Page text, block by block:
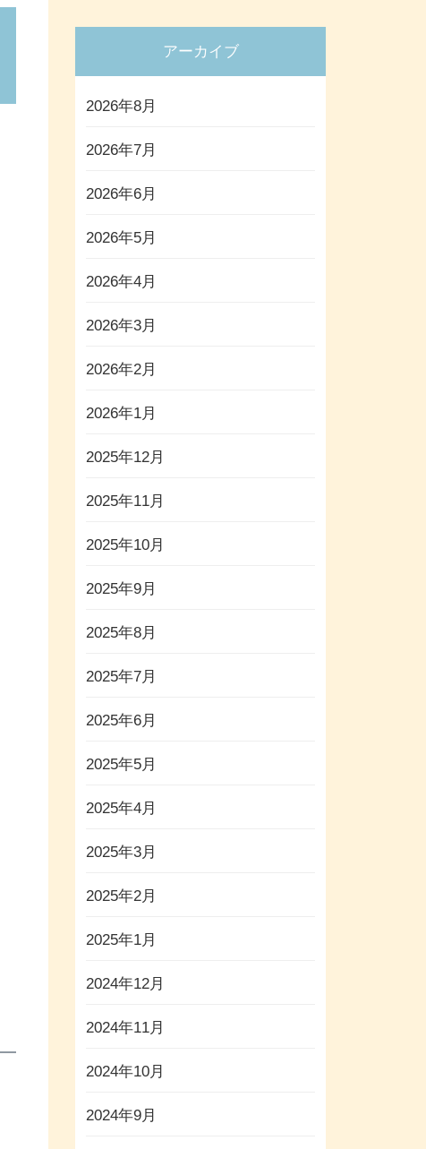
アーカイブ
2026年8月
2026年7月
2026年6月
2026年5月
2026年4月
2026年3月
2026年2月
2026年1月
2025年12月
2025年11月
2025年10月
2025年9月
2025年8月
2025年7月
2025年6月
2025年5月
2025年4月
2025年3月
2025年2月
2025年1月
2024年12月
2024年11月
2024年10月
2024年9月